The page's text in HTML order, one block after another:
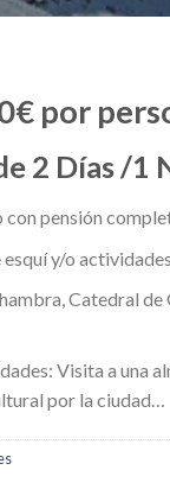
por
2 Días /1
pensión
esquí y/o actividades
Catedral de
Visita a una
por la ciudad…